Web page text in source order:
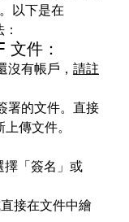
以下是在
件：
沒有帳戶， 請註
署的文件。直接
傳文件。
擇「簽名」或
接在文件中繪